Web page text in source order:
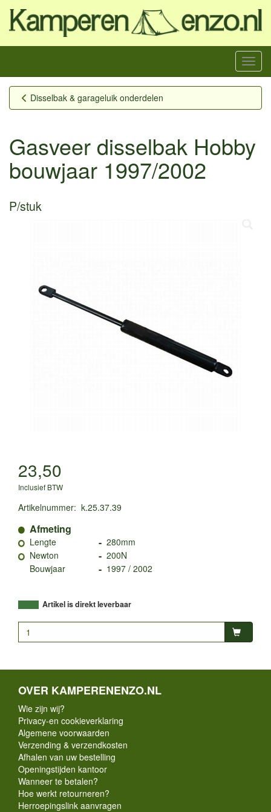
Menu
Disselbak & garageluik onderdelen
Gasveer disselbak Hobby
bouwjaar 1997/2002
P/stuk
23,50
Inclusief BTW
Artikelnummer: k.25.37.39
Afmeting
Lengte - 280mm
Newton
- 200N
Bouwjaar
- 1997 / 2002
Artikel is direkt leverbaar
OVER KAMPERENENZO.NL
Wie zijn wij?
Privacy-en cookieverklaring
Algemene voorwaarden
Verzending & verzendkosten
Afhalen van uw bestelling
Openingstijden kantoor
Wanneer te betalen?
Hoe werkt retourneren?
Herroepingslink aanvragen